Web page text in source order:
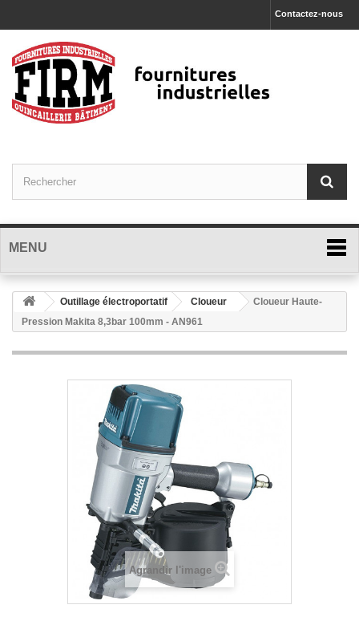
Contactez-nous
MENU
Outillage électroportatif Cloueur
Cloueur Haute-
Pression Makita 8,3bar 100mm - AN961
Agrandir l'image